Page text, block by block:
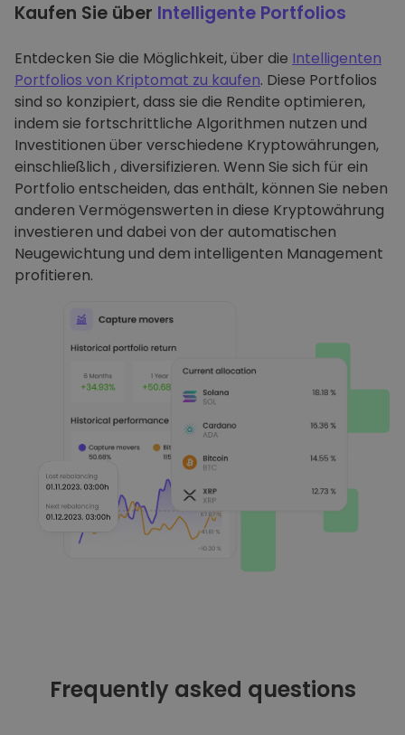
Kaufen Sie über Intelligente Portfolios
Entdecken Sie die Möglichkeit, über die Intelligenten
Portfolios von Kriptomat zu kaufen. Diese Portfolios
sind so konzipiert, dass sie die Rendite optimieren,
indem sie fortschrittliche Algorithmen nutzen und
Investitionen über verschiedene Kryptowährungen,
einschließlich , diversifizieren. Wenn Sie sich für ein
Portfolio entscheiden, das enthält, können Sie neben
anderen Vermögenswerten in diese Kryptowährung
investieren und dabei von der automatischen
Neugewichtung und dem intelligenten Management
profitieren.
Frequently asked questions